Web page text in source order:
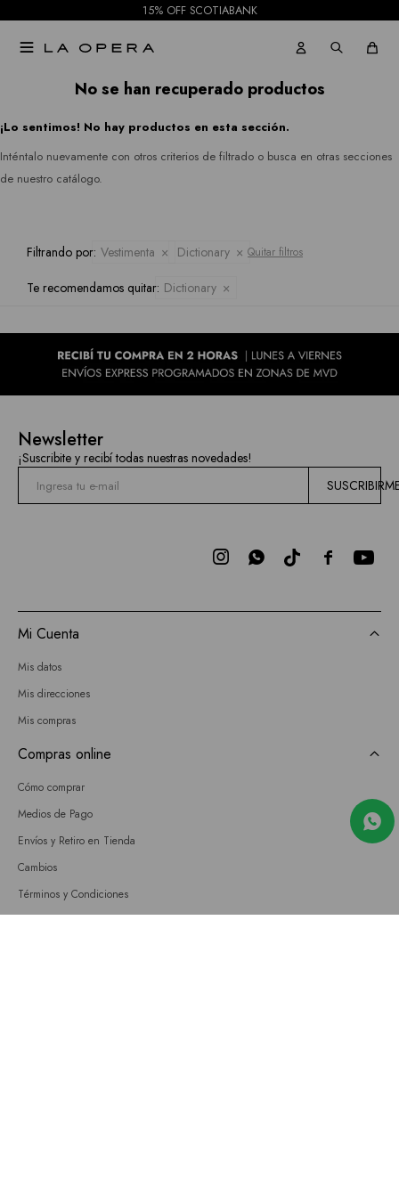
15% OFF SCOTIABANK

No se han recuperado productos
¡Lo sentimos! No hay productos en esta sección.
Inténtalo nuevamente con otros criterios de filtrado o busca en otras secciones
de nuestro catálogo.
Filtrando por: Vestimenta Dictionary Quitar filtros
Te recomendamos quitar: Dictionary
Newsletter
¡Suscribite y recibí todas nuestras novedades!

 
Mi Cuenta
Mis datos
Mis direcciones
Mis compras
Compras online
Cómo comprar
Medios de Pago
Envíos y Retiro en Tienda
Cambios
Términos y Condiciones
Gabardinas
Kimonos
Jeans
Faldas
Shorts
Mallas
Jordan
&
Rian
Collection
Sioni
Tash &
Sophie
Current
Air
BCBGMAXAZRIA
las
Jeans
Shorts
Mallas